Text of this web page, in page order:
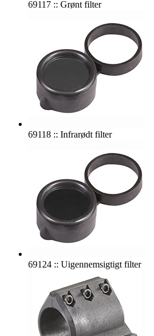
69117 :: Grønt filter
69118 :: Infrarødt filter
69124 :: Uigennemsigtigt filter